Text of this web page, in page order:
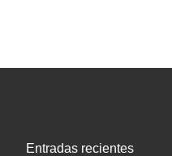
Entradas recientes